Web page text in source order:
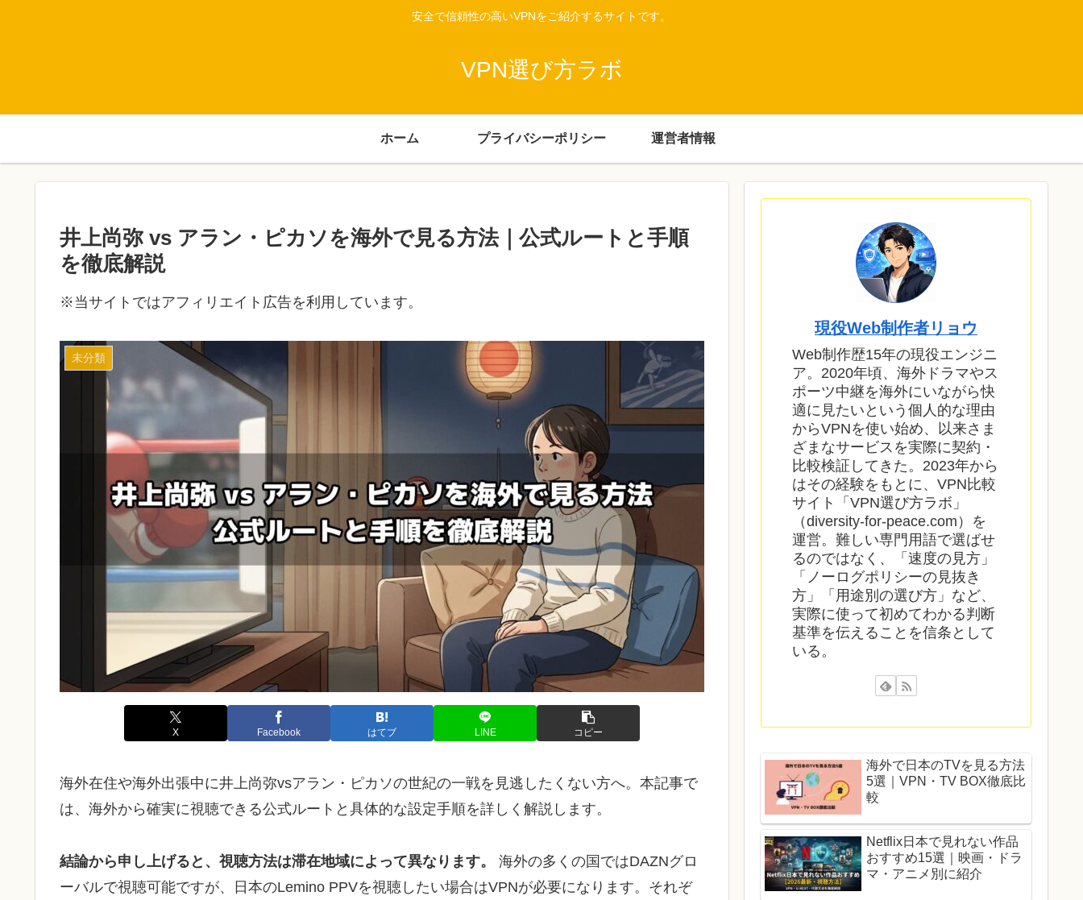
安全で信頼性の高いVPNをご紹介するサイトです。
VPN選び方ラボ
ホーム プライバシーポリシー 運営者情報
井上尚弥 vs アラン・ピカソを海外で見る方法｜公式ルートと手順
を徹底解説
※当サイトではアフィリエイト広告を利用しています。
未分類
X Facebook はてブ LINE コピー
海外在住や海外出張中に井上尚弥vsアラン・ピカソの世紀の一戦を見逃したくない方へ。本記事で
は、海外から確実に視聴できる公式ルートと具体的な設定手順を詳しく解説します。
結論から申し上げると、視聴方法は滞在地域によって異なります。
海外の多くの国ではDAZNグロ
ーバルで視聴可能ですが、日本のLemino PPVを視聴したい場合はVPNが必要になります。それぞ
現役Web制作者リョウ
Web制作歴15年の現役エンジニ
ア。2020年頃、海外ドラマやス
ポーツ中継を海外にいながら快
適に見たいという個人的な理由
からVPNを使い始め、以来さま
ざまなサービスを実際に契約・
比較検証してきた。2023年から
はその経験をもとに、VPN比較
サイト「VPN選び方ラボ」
（diversity-for-peace.com）を
運営。難しい専門用語で選ばせ
るのではなく、「速度の見方」
「ノーログポリシーの見抜き
方」「用途別の選び方」など、
実際に使って初めてわかる判断
基準を伝えることを信条として
いる。
海外で日本のTVを見る方法
5選｜VPN・TV BOX徹底比
較
Netflix日本で見れない作品
おすすめ15選｜映画・ドラ
マ・アニメ別に紹介